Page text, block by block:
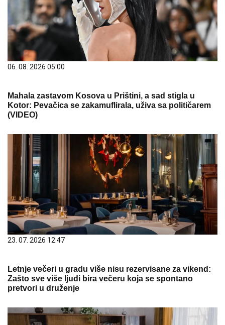
06. 08. 2026 05:00
Mahala zastavom Kosova u Prištini, a sad stigla u
Kotor: Pevačica se zakamuflirala, uživa sa političarem
(VIDEO)
23. 07. 2026 12:47
Letnje večeri u gradu više nisu rezervisane za vikend:
Zašto sve više ljudi bira večeru koja se spontano
pretvori u druženje